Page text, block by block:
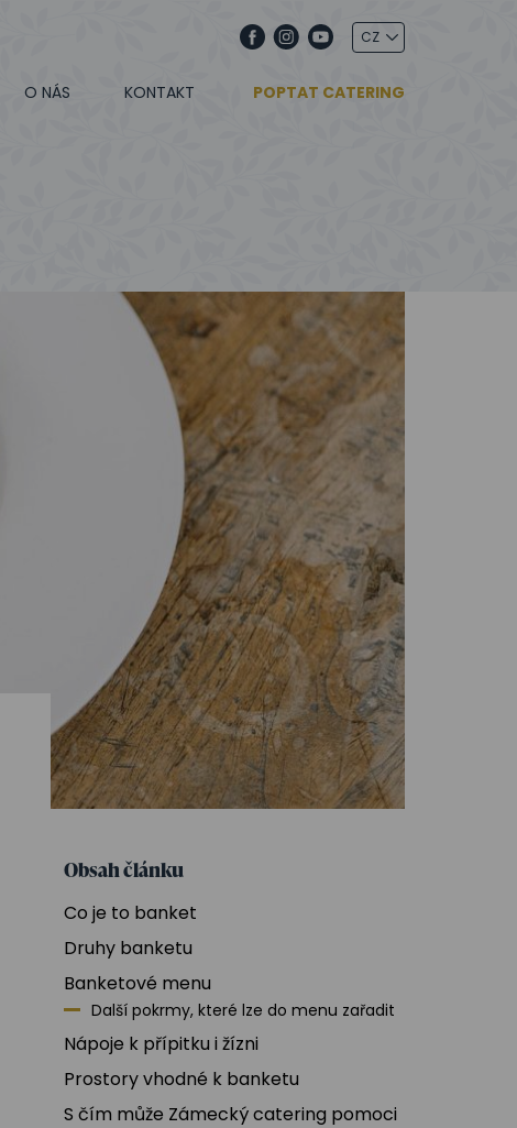
POPTAT CATERING
O NÁS KONTAKT
Obsah článku
Co je to banket
Druhy banketu
Banketové menu
Další pokrmy, které lze do menu zařadit
Nápoje k přípitku i žízni
Prostory vhodné k banketu
S čím může Zámecký catering pomoci